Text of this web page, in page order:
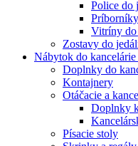
Police do
Vitríny do
Zostavy do
Nábytok do kancelárie
Doplnky do
Kontajnery
Otáčacie a
Doplnky
Písacie stoly